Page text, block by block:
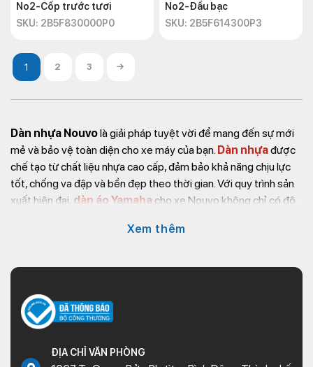
No2-Cốp trước tươi
SKU: 2B5F830000P0
No2-Đầu bạc
SKU: 2B5F614300P3
2 3 →
Dàn nhựa Nouvolà giải pháp tuyệt vời để mang đến sự mới
mẻ và bảo vệ toàn diện cho xe máy của bạn. Dàn nhựađược
chế tạo từ chất liệu nhựa cao cấp, đảm bảo khả năng chịu lực
tốt, chống va đập và bền đẹp theo thời gian. Với quy trình sản
xuất hiện đại, dàn áo Yamaha cho xe Nouvo không chỉ có độ
giúp xe giữ được diện mạo đồng nhất và sắc nét.
độ sáng bóng và bền màu ngay cả khi phải tiếp xúc với điều
kiện thời tiết khắc nghiệt. Bề mặt sản phẩm trơn nhẵn giúp dễ
dàng vệ sinh, mang lại vẻ ngoài luôn như mới cho xe.
cung cấp đầy đủ các phụ tùng xe máy
Xem thêm
ĐỊA CHỈ VĂN PHÒNG